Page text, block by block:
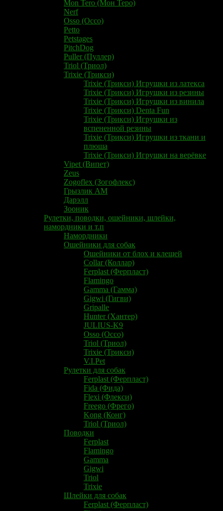
Mon Tero (Мон Теро)
Nerf
Osso (Оссо)
Petto
Petstages
PitchDog
Puller (Пуллер)
Triol (Триол)
Trixie (Трикси)
Trixie (Трикси) Игрушки из латекса
Trixie (Трикси) Игрушки из резины
Trixie (Трикси) Игрушки из винила
Trixie (Трикси) Denta Fun
Trixie (Трикси) Игрушки из
вспененной резины
Trixie (Трикси) Игрушки из ткани и
плюша
Trixie (Трикси) Игрушки на верёвке
Vipet (Випет)
Zeus
Zogoflex (Зогофлекс)
Грызлик АМ
Дарэлл
Зооник
Рулетки, поводки, ошейники, шлейки,
намордники и т.п
Намордники
Ошейники для собак
Ошейники от блох и клещей
Collar (Коллар)
Ferplast (Ферпласт)
Flamingo
Gamma (Гамма)
Gigwi (Гигви)
Gripalle
Hunter (Хантер)
JULIUS-K9
Osso (Оссо)
Triol (Триол)
Trixie (Трикси)
V.I.Pet
Рулетки для собак
Ferplast (Ферпласт)
Fida (Фида)
Flexi (Флекси)
Freego (Фрего)
Kong (Конг)
Triol (Триол)
Поводки
Ferplast
Flamingo
Gamma
Gigwi
Triol
Trixie
Шлейки для собак
Ferplast (Ферпласт)